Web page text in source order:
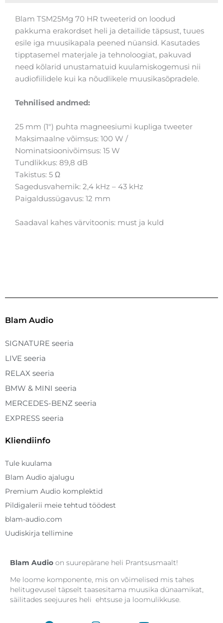
Blam TSM25Mg 70 HR tweeterid on loodud
pakkuma erakordset heli ja detailide täpsust, tuues
esile iga muusikapala peened nüansid. Kasutades
tipptasemel materjale ja tehnoloogiat, pakuvad
need kõlarid unustamatuid kuulamiskogemusi nii
audiofiilidele kui ka nõudlikele muusikasõpradele.
Tehnilised andmed:
25 mm (1″) puhta magneesiumi kupliga tweeter
Maksimaalne võimsus: 100 W /
Nominatsioonivõimsus: 15 W
Tundlikkus: 89,8 dB
Takistus: 5 Ω
Sagedusvahemik: 2,4 kHz – 43 kHz
Paigaldussügavus: 12 mm
Saadaval kahes värvitoonis: must ja kuld
Blam Audio
SIGNATURE seeria
LIVE seeria
RELAX seeria
BMW & MINI seeria
MERCEDES-BENZ seeria
EXPRESS seeria
Kliendiinfo
Tule kuulama
Blam Audio ajalugu
Premium Audio komplektid
Pildigalerii meie tehtud töödest
blam-audio.com
Uudiskirja tellimine
Blam Audio on suurepärane heli Prantsusmaalt!
Me loome komponente, mis on võimelised mis tahes
helitugevusel täpselt taasesitama muusika dünaamikat,
säilitades seejuures heli ehtsuse ja loomulikkuse.